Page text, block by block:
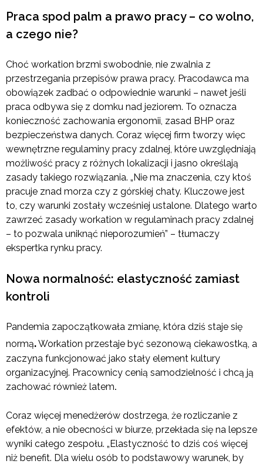
Praca spod palm a prawo pracy – co wolno,
a czego nie?
Choć workation brzmi swobodnie, nie zwalnia z
przestrzegania przepisów prawa pracy. Pracodawca ma
obowiązek zadbać o odpowiednie warunki – nawet jeśli
praca odbywa się z domku nad jeziorem. To oznacza
konieczność zachowania ergonomii, zasad BHP oraz
bezpieczeństwa danych. Coraz więcej firm tworzy więc
wewnętrzne regulaminy pracy zdalnej, które uwzględniają
możliwość pracy z różnych lokalizacji i jasno określają
zasady takiego rozwiązania. „Nie ma znaczenia, czy ktoś
pracuje znad morza czy z górskiej chaty. Kluczowe jest
to, czy warunki zostały wcześniej ustalone. Dlatego warto
zawrzeć zasady workation w regulaminach pracy zdalnej
– to pozwala uniknąć nieporozumień” – tłumaczy
ekspertka rynku pracy.
Nowa normalność: elastyczność zamiast
kontroli
Pandemia zapoczątkowała zmianę, która dziś staje się
normą.Workation przestaje być sezonową ciekawostką, a
zaczyna funkcjonować jako stały element kultury
organizacyjnej. Pracownicy cenią samodzielność i chcą ją
zachować również latem.
Coraz więcej menedżerów dostrzega, że rozliczanie z
efektów, a nie obecności w biurze, przekłada się na lepsze
wyniki całego zespołu. „Elastyczność to dziś coś więcej
niż benefit. Dla wielu osób to podstawowy warunek, by